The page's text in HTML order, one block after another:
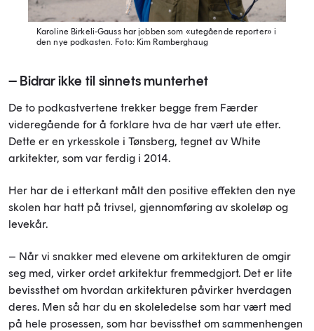
Karoline Birkeli-Gauss har jobben som «utegående reporter» i
den nye podkasten. Foto: Kim Ramberghaug
– Bidrar ikke til sinnets munterhet
De to podkastvertene trekker begge frem Færder
videregående for å forklare hva de har vært ute etter.
Dette er en yrkesskole i Tønsberg, tegnet av White
arkitekter, som var ferdig i 2014.
Her har de i etterkant målt den positive effekten den nye
skolen har hatt på trivsel, gjennomføring av skoleløp og
levekår.
– Når vi snakker med elevene om arkitekturen de omgir
seg med, virker ordet arkitektur fremmedgjort. Det er lite
bevissthet om hvordan arkitekturen påvirker hverdagen
deres. Men så har du en skoleledelse som har vært med
på hele prosessen, som har bevissthet om sammenhengen